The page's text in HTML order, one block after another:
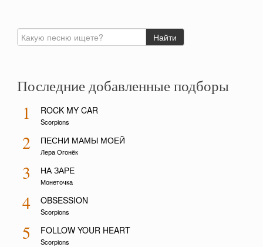
Последние добавленные подборы
1 ROCK MY CAR
Scorpions
2 ПЕСНИ МАМЫ МОЕЙ
Лера Огонёк
3 НА ЗАРЕ
Монеточка
4 OBSESSION
Scorpions
5 FOLLOW YOUR HEART
Scorpions